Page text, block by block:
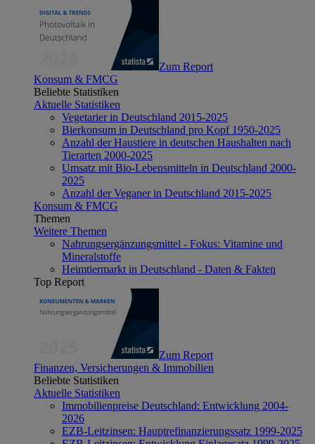
Zum Report
Konsum & FMCG
Beliebte Statistiken
Aktuelle Statistiken
Vegetarier in Deutschland 2015-2025
Bierkonsum in Deutschland pro Kopf 1950-2025
Anzahl der Haustiere in deutschen Haushalten nach
Tierarten 2000-2025
Umsatz mit Bio-Lebensmitteln in Deutschland 2000-
2025
Anzahl der Veganer in Deutschland 2015-2025
Konsum & FMCG
Themen
Weitere Themen
Nahrungsergänzungsmittel - Fokus: Vitamine und
Mineralstoffe
Heimtiermarkt in Deutschland - Daten & Fakten
Top Report
Zum Report
Finanzen, Versicherungen & Immobilien
Beliebte Statistiken
Aktuelle Statistiken
Immobilienpreise Deutschland: Entwicklung 2004-
2026
EZB-Leitzinsen: Hauptrefinanzierungssatz 1999-2025